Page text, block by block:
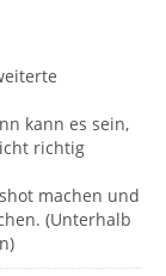
kann es sein,
richtig
machen und
(Unterhalb